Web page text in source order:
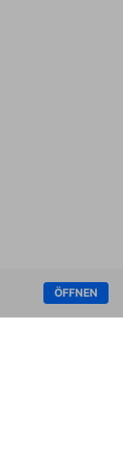
ÖFFNEN